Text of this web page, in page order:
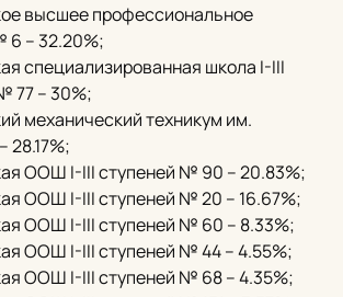
высшее профессиональное
– 32.20%;
специализированная школа I-III
77 – 30%;
механический техникум им.
28.17%;
ООШ I-III ступеней № 90 – 20.83%;
ООШ I-III ступеней № 20 – 16.67%;
ООШ I-III ступеней № 60 – 8.33%;
ООШ I-III ступеней № 44 – 4.55%;
ООШ I-III ступеней № 68 – 4.35%;